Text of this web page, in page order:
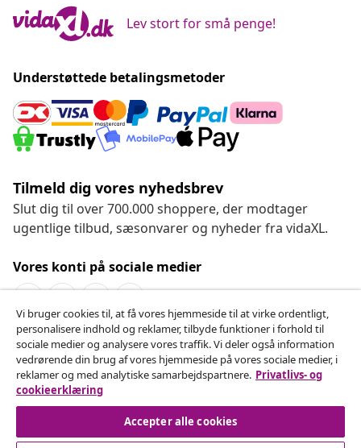
Lev stort for små penge!
Understøttede betalingsmetoder
Tilmeld dig vores nyhedsbrev
Slut dig til over 700.000 shoppere, der modtager
ugentlige tilbud, sæsonvarer og nyheder fra vidaXL.
Vores konti på sociale medier
Fortryd køb
Indsend en anmodning om at fortryde din ordre.
Fortryd køb
Vi bruger cookies til, at få vores hjemmeside til at virke ordentligt,
personalisere indhold og reklamer, tilbyde funktioner i forhold til
sociale medier og analysere vores traffik. Vi deler også information
vedrørende din brug af vores hjemmeside på vores sociale medier, i
reklamer og med analytiske samarbejdspartnere. Privatlivs- og
cookieerklæring
Accepter alle cookies